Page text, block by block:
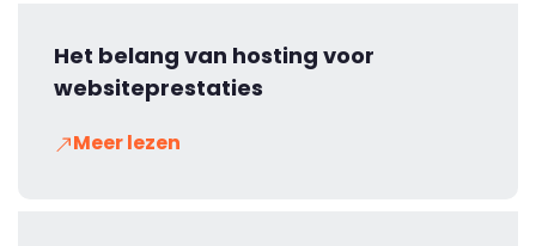
Het belang van hosting voor
websiteprestaties
Meer lezen